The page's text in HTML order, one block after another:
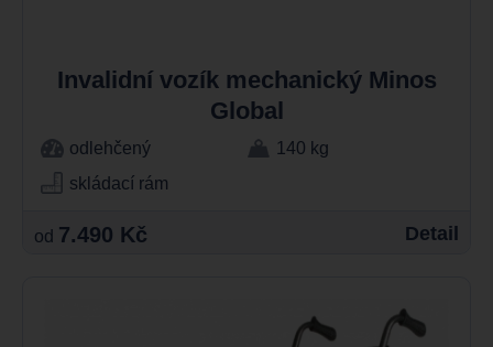
Invalidní vozík mechanický Minos
Global
odlehčený
140 kg
skládací rám
od 7.490 Kč Detail